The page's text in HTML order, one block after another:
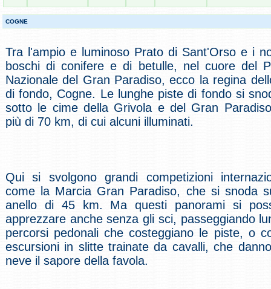
COGNE
Tra l'ampio e luminoso Prato di Sant'Orso e i
boschi di conifere e di betulle, nel cuore del
Nazionale del Gran Paradiso, ecco la regina
di fondo, Cogne. Le lunghe piste di fondo si
sotto le cime della Grivola e del Gran
più di 70 km, di cui alcuni illuminati.
Qui si svolgono grandi competizioni
come la Marcia Gran Paradiso, che si snoda
anello di 45 km. Ma questi panorami si
apprezzare anche senza gli sci, passeggiando
percorsi pedonali che costeggiano le piste, o
escursioni in slitte trainate da cavalli, che
neve il sapore della favola.